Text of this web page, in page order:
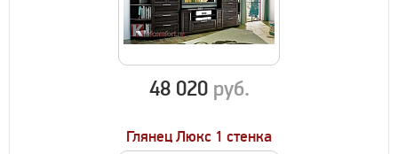
48 020 руб.
Глянец Люкс 1 стенка